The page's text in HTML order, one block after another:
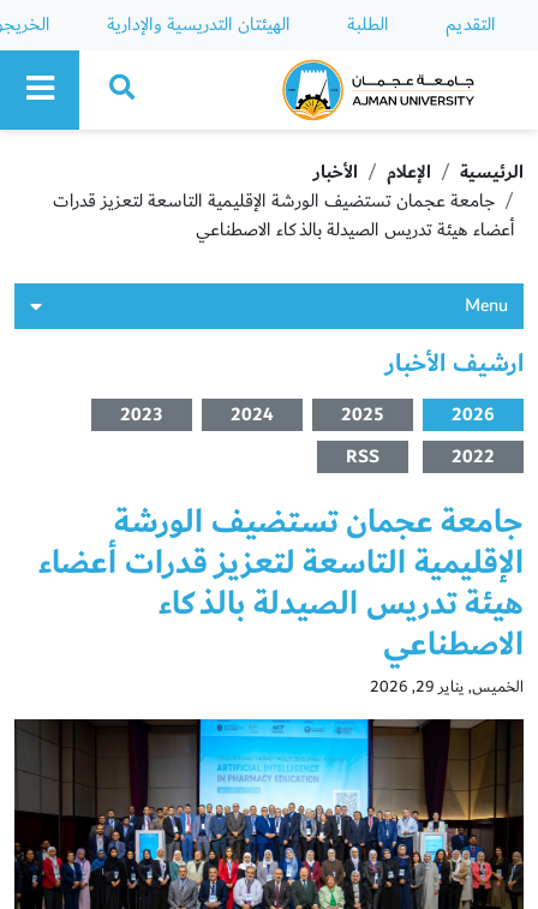
التقديم الطلبة الهيئتان التدريسية والإدارية
Ajman University
الرئيسية الإعلام
الأخبار
جامعة عجمان تستضيف الورشة الإقليمية التاسعة لتعزيز قدرات
أعضاء هيئة تدريس الصيدلة بالذكاء الاصطناعي
Menu
ارشيف الأخبار
2026
2025
2024
2023
2022
RSS
جامعة عجمان تستضيف الورشة
الإقليمية التاسعة لتعزيز قدرات أعضاء
هيئة تدريس الصيدلة بالذكاء
الاصطناعي
الخميس, يناير 29, 2026